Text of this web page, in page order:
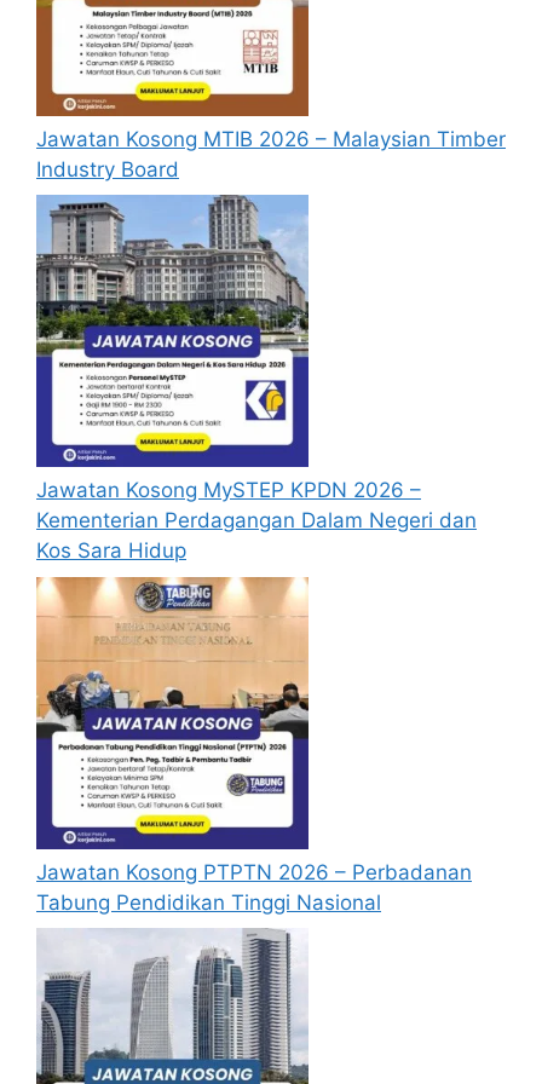
Calon hendaklah warganegara Malaysia
berusia tidak kurang daripada 18 tahun
pada tarikh tutup permohonan jawatan.
Berkelayakan dan melepasi syarat-syarat
pelantikan yang telah ditetapkan bagi
setiap Jawatan Kosong TF AMD Penang
2026 yang hendak dipohon, Sila baca
pada lampiran yang kami telah sediakan
seperti berikut.
Cara Mohon JJawatan Kosong
TF AMD Penang
Permohonan Jawatan Kosong TF AMD
Penang 2026 hendaklah melalui laman
web rasmi TF-AMD Microelektronik
(Penang) Sdn. Bhd dihttps://tf-
amd.com.my/careers/
Mohon Jawatanyang yang telah
disediakan dibawah. Untuk memohon
kali pertama, anda perlu mendaftar
akaun baru terlebih dahulu.
Calon dikehendaki memuat naik resume
yang lengkap (kelayakan akademik,
pengalaman kerja, gaji semasa dan gaji
yang dipohon, gambar berukuran
passport serta salinan sijil-sijil berkaitan)
semasa membuat permohonan.
Pemohon yang telah mendaftar dan
memohon jawatan yang disenaraikan
tidak perlu lagi memohon semula
sekiranya tempoh permohonan masih
sah.
Sebelum membuat permohonan sila
pastikan anda login/register dan mengisi
Jawatan Kosong MTIB 2026 – Malaysian Timber
Industry Board
Jawatan Kosong MySTEP KPDN 2026 –
Kementerian Perdagangan Dalam Negeri dan
Kos Sara Hidup
Jawatan Kosong PTPTN 2026 – Perbadanan
Tabung Pendidikan Tinggi Nasional